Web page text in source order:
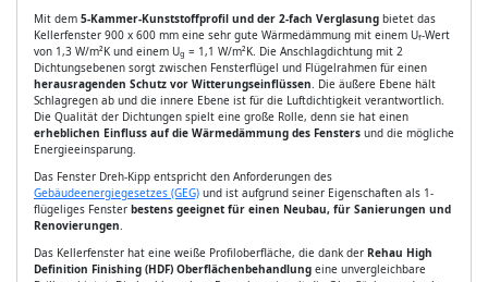
Mit dem 5-Kammer-Kunststoffprofil und der 2-fach Verglasung bietet das
Kellerfenster 900 x 600 mm eine sehr gute Wärmedämmung mit einem Uf-Wert
von 1,3 W/m²K und einem Ug = 1,1 W/m²K. Die Anschlagdichtung mit 2
Dichtungsebenen sorgt zwischen Fensterflügel und Flügelrahmen für einen
herausragenden Schutz vor Witterungseinflüssen . Die äußere Ebene hält
Schlagregen ab und die innere Ebene ist für die Luftdichtigkeit verantwortlich.
Die Qualität der Dichtungen spielt eine große Rolle, denn sie hat einen
erheblichen Einfluss auf die Wärmedämmung des Fensters und die mögliche
Energieeinsparung.
Das Fenster Dreh-Kipp entspricht den Anforderungen des
Gebäudeenergiegesetzes (GEG) und ist aufgrund seiner Eigenschaften als 1-
flügeliges Fenster bestens geeignet für einen Neubau, für Sanierungen und
Renovierungen
Das Kellerfenster hat eine weiße Profiloberfläche, die dank der Rehau High
Definition Finishing (HDF) Oberflächenbehandlung eine unvergleichbare